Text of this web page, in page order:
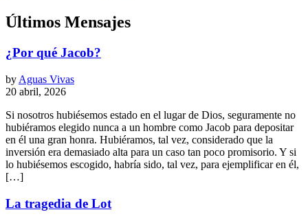
Últimos Mensajes
¿Por qué Jacob?
by Aguas Vivas
20 abril, 2026
Si nosotros hubiésemos estado en el lugar de Dios, seguramente no
hubiéramos elegido nunca a un hombre como Jacob para depositar
en él una gran honra. Hubiéramos, tal vez, considerado que la
inversión era demasiado alta para un caso tan poco promisorio. Y si
lo hubiésemos escogido, habría sido, tal vez, para ejemplificar en él,
[…]
La tragedia de Lot